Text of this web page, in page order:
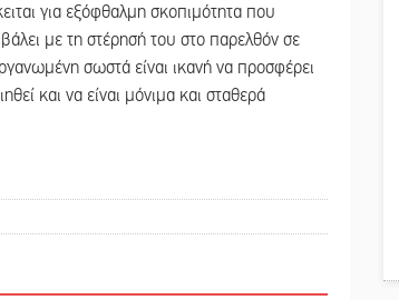
για εξόφθαλμη σκοπιμότητα που
με τη στέρησή του στο παρελθόν σε
σωστά είναι ικανή να προσφέρει
και να είναι μόνιμα και σταθερά